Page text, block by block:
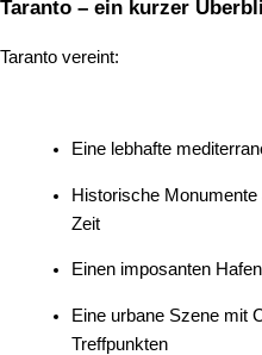
Taranto – ein kurzer
Taranto vereint:
Eine lebhafte
Historische
Zeit
Einen imposanten
Eine urbane Szene mit
Treffpunkten